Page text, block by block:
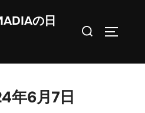
の日
検
年6月7日